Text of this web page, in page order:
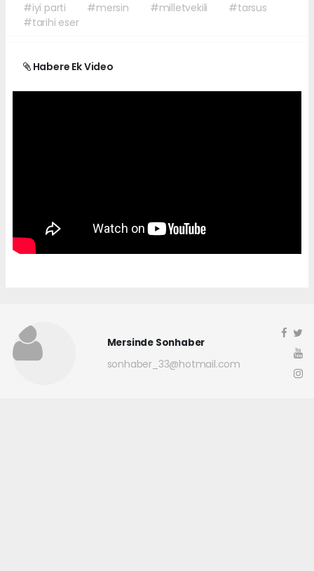
#iyi parti #mersin #milletvekili
#tarsus
#tarihi eser
Habere Ek Video
Mersinde Sonhaber
sonhaber_33@hotmail.com